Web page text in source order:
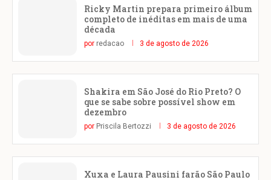
Ricky Martin prepara primeiro álbum
completo de inéditas em mais de uma
década
por redacao 3 de agosto de 2026
Shakira em São José do Rio Preto? O
que se sabe sobre possível show em
dezembro
por Priscila Bertozzi 3 de agosto de 2026
Xuxa e Laura Pausini farão São Paulo